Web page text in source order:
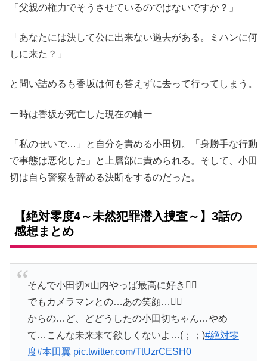
「父親の権力でそうさせているのではないですか？」
「あなたには決して公に出来ない過去がある。ミハンに何
しに来た？」
と問い詰めるも香坂は何も答えずに去って行ってしまう。
ー時は香坂が死亡した現在の軸ー
「私のせいで…」と自分を責める小田切。「身勝手な行動
で事態は悪化した」と上層部に責められる。そして、小田
切は自ら警察を辞める決断をするのだった。
【絶対零度4～未然犯罪潜入捜査～】3話の
感想まとめ
そんで小田切×山内やっば最高に好き🤦‍♀️
でもカメラマンとの…あの笑顔…🤦‍♀️
からの…ど、どどうしたの小田切ちゃん…やめ
て…こんな未来来て欲しくないよ…(；；)#絶対零
度#本田翼 pic.twitter.com/TtUzrCESH0